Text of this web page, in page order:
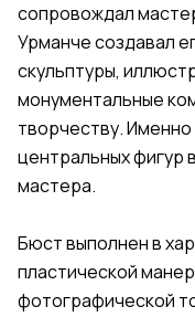
сопровождал
Урманче создавал
скульптуры,
монументальные
творчеству. Именно
центральных фигур
мастера.
Бюст выполнен в
пластической
фотографической